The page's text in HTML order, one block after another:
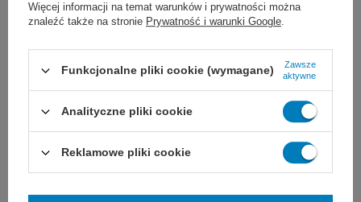
doskonale usuwa zabrudzenia z tłuszczu,
białka i cząstek stałych
pozostawia świeży zapach
chroni kolorowe tkaniny przed
blaknięciem
również do dozowania ręcznego
Więcej informacji na temat warunków i prywatności można
znaleźć także na stronie Prywatność i warunki Google.
Funkcjonalne pliki cookie (wymagane)
Zawsze
aktywne
Analityczne pliki cookie
Reklamowe pliki cookie